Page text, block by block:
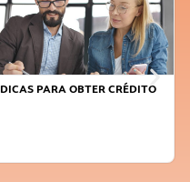
FAÇA A DIFERENÇA: SEJA